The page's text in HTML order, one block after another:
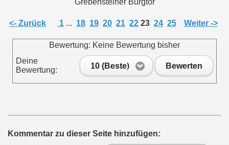
Grebensteiner Burgtor
<- Zurück 1 ... 18 19 20 21 22 23 24 25 Weiter ->
Bewertung: Keine Bewertung bisher
Deine
Bewertung:
10 (Beste) Bewerten
Kommentar zu dieser Seite hinzufügen: